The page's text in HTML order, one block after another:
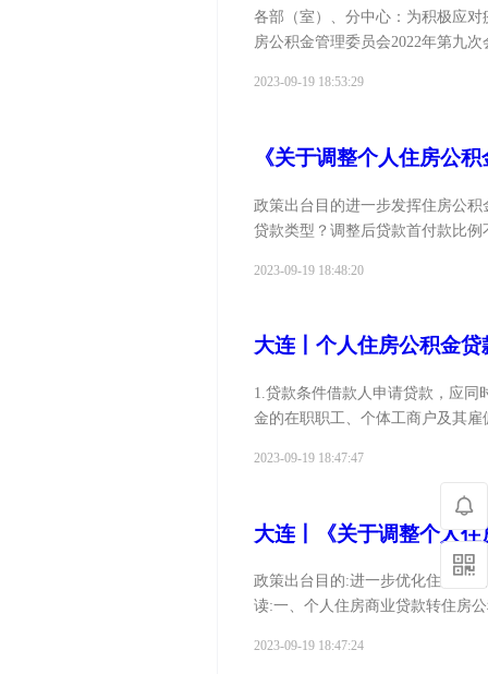
各部（室）、分中心：为积极应
房公积金管理委员会2022年第九
2023-09-19 18:53:29
《关于调整个人住房公
政策出台目的进一步发挥住房公
贷款类型？调整后贷款首付款比
2023-09-19 18:48:20
大连丨个人住房公积金贷
1.贷款条件借款人申请贷款，应
金的在职职工、个体工商户及其
2023-09-19 18:47:47
大连丨《关于调整个人
政策出台目的:进一步优化住房公
读:一、个人住房商业贷款转住房
2023-09-19 18:47:24